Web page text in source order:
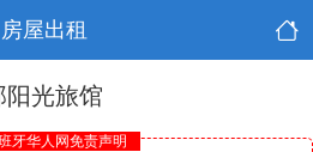
房屋出租
阳光旅馆
牙华人网免责声明